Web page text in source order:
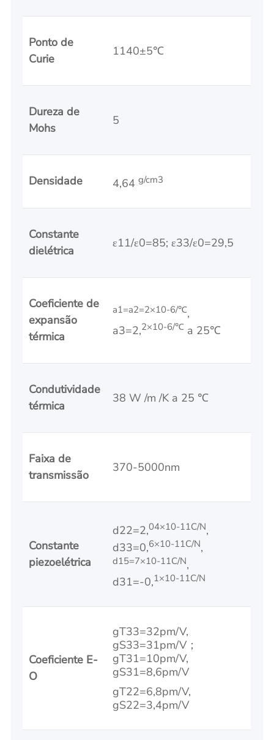
Ponto de
Curie
1140±5℃
Dureza de
Mohs
5
Densidade 4,64 g/cm3
Constante
dielétrica
ε11/ε0=85; ε33/ε0=29,5
Coeficiente de
expansão
térmica
a1=a2=2×10-6/℃,
a3=2,2×10-6/℃ a 25℃
Condutividade
térmica
38 W /m /K a 25 ℃
Faixa de
transmissão
370-5000nm
Constante
piezoelétrica
d22=2,04×10-11C/N,
d33=0,6×10-11C/N,
d15=7×10-11C/N,
d31=-0,1×10-11C/N
Coeficiente E-
O
gT33=32pm/V,
gS33=31pm/V；
gT31=10pm/V,
gS31=8,6pm/V
gT22=6,8pm/V,
gS22=3,4pm/V